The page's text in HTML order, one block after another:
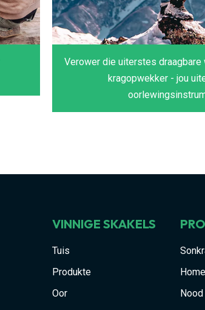
Verower die uiterstes
kragopwekker - jou
VINNIGE SKAKELS
Tuis
Produkte
Oor